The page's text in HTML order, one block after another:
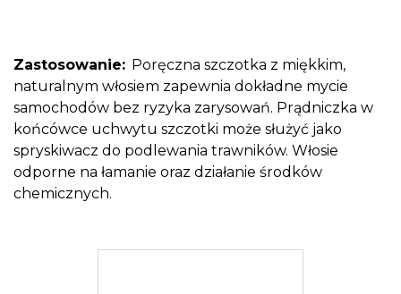
Zastosowanie: Poręczna szczotka z miękkim,
naturalnym włosiem zapewnia dokładne mycie
samochodów bez ryzyka zarysowań. Prądniczka w
końcówce uchwytu szczotki może służyć jako
spryskiwacz do podlewania trawników. Włosie
odporne na łamanie oraz działanie środków
chemicznych.